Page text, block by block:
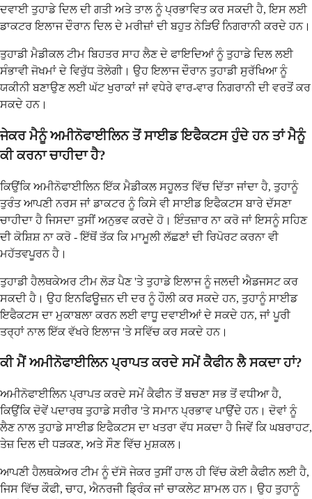
ਦਵਾਈ ਤੁਹਾਡੇ ਦਿਲ ਦੀ ਗਤੀ ਅਤੇ ਤਾਲ ਨੂੰ ਪ੍ਰਭਾਵਿਤ ਕਰ ਸਕਦੀ ਹੈ, ਇਸ ਲਈ
ਡਾਕਟਰ ਇਲਾਜ ਦੌਰਾਨ ਦਿਲ ਦੇ ਮਰੀਜ਼ਾਂ ਦੀ ਬਹੁਤ ਨੇੜਿਓਂ ਨਿਗਰਾਨੀ ਕਰਦੇ ਹਨ।
ਤੁਹਾਡੀ ਮੈਡੀਕਲ ਟੀਮ ਬਿਹਤਰ ਸਾਹ ਲੈਣ ਦੇ ਫਾਇਦਿਆਂ ਨੂੰ ਤੁਹਾਡੇ ਦਿਲ ਲਈ
ਸੰਭਾਵੀ ਜੋਖਮਾਂ ਦੇ ਵਿਰੁੱਧ ਤੋਲੇਗੀ। ਉਹ ਇਲਾਜ ਦੌਰਾਨ ਤੁਹਾਡੀ ਸੁਰੱਖਿਆ ਨੂੰ
ਯਕੀਨੀ ਬਣਾਉਣ ਲਈ ਘੱਟ ਖੁਰਾਕਾਂ ਜਾਂ ਵਧੇਰੇ ਵਾਰ-ਵਾਰ ਨਿਗਰਾਨੀ ਦੀ ਵਰਤੋਂ ਕਰ
ਸਕਦੇ ਹਨ।
ਜੇਕਰ ਮੈਨੂੰ ਅਮੀਨੋਫਾਈਲਿਨ ਤੋਂ ਸਾਈਡ ਇਫੈਕਟਸ ਹੁੰਦੇ ਹਨ ਤਾਂ ਮੈਨੂੰ
ਕੀ ਕਰਨਾ ਚਾਹੀਦਾ ਹੈ?
ਕਿਉਂਕਿ ਅਮੀਨੋਫਾਈਲਿਨ ਇੱਕ ਮੈਡੀਕਲ ਸਹੂਲਤ ਵਿੱਚ ਦਿੱਤਾ ਜਾਂਦਾ ਹੈ, ਤੁਹਾਨੂੰ
ਤੁਰੰਤ ਆਪਣੀ ਨਰਸ ਜਾਂ ਡਾਕਟਰ ਨੂੰ ਕਿਸੇ ਵੀ ਸਾਈਡ ਇਫੈਕਟਸ ਬਾਰੇ ਦੱਸਣਾ
ਚਾਹੀਦਾ ਹੈ ਜਿਸਦਾ ਤੁਸੀਂ ਅਨੁਭਵ ਕਰਦੇ ਹੋ। ਇੰਤਜ਼ਾਰ ਨਾ ਕਰੋ ਜਾਂ ਇਸਨੂੰ ਸਹਿਣ
ਦੀ ਕੋਸ਼ਿਸ਼ ਨਾ ਕਰੋ - ਇੱਥੋਂ ਤੱਕ ਕਿ ਮਾਮੂਲੀ ਲੱਛਣਾਂ ਦੀ ਰਿਪੋਰਟ ਕਰਨਾ ਵੀ
ਮਹੱਤਵਪੂਰਨ ਹੈ।
ਤੁਹਾਡੀ ਹੈਲਥਕੇਅਰ ਟੀਮ ਲੋੜ ਪੈਣ 'ਤੇ ਤੁਹਾਡੇ ਇਲਾਜ ਨੂੰ ਜਲਦੀ ਐਡਜਸਟ ਕਰ
ਸਕਦੀ ਹੈ। ਉਹ ਇਨਫਿਊਜ਼ਨ ਦੀ ਦਰ ਨੂੰ ਹੌਲੀ ਕਰ ਸਕਦੇ ਹਨ, ਤੁਹਾਨੂੰ ਸਾਈਡ
ਇਫੈਕਟਸ ਦਾ ਮੁਕਾਬਲਾ ਕਰਨ ਲਈ ਵਾਧੂ ਦਵਾਈਆਂ ਦੇ ਸਕਦੇ ਹਨ, ਜਾਂ ਪੂਰੀ
ਤਰ੍ਹਾਂ ਨਾਲ ਇੱਕ ਵੱਖਰੇ ਇਲਾਜ 'ਤੇ ਸਵਿੱਚ ਕਰ ਸਕਦੇ ਹਨ।
ਕੀ ਮੈਂ ਅਮੀਨੋਫਾਈਲਿਨ ਪ੍ਰਾਪਤ ਕਰਦੇ ਸਮੇਂ ਕੈਫੀਨ ਲੈ ਸਕਦਾ ਹਾਂ?
ਅਮੀਨੋਫਾਈਲਿਨ ਪ੍ਰਾਪਤ ਕਰਦੇ ਸਮੇਂ ਕੈਫੀਨ ਤੋਂ ਬਚਣਾ ਸਭ ਤੋਂ ਵਧੀਆ ਹੈ,
ਕਿਉਂਕਿ ਦੋਵੇਂ ਪਦਾਰਥ ਤੁਹਾਡੇ ਸਰੀਰ 'ਤੇ ਸਮਾਨ ਪ੍ਰਭਾਵ ਪਾਉਂਦੇ ਹਨ। ਦੋਵਾਂ ਨੂੰ
ਲੈਣ ਨਾਲ ਤੁਹਾਡੇ ਸਾਈਡ ਇਫੈਕਟਸ ਦਾ ਖਤਰਾ ਵੱਧ ਸਕਦਾ ਹੈ ਜਿਵੇਂ ਕਿ ਘਬਰਾਹਟ,
ਤੇਜ਼ ਦਿਲ ਦੀ ਧੜਕਣ, ਅਤੇ ਸੌਣ ਵਿੱਚ ਮੁਸ਼ਕਲ।
ਆਪਣੀ ਹੈਲਥਕੇਅਰ ਟੀਮ ਨੂੰ ਦੱਸੋ ਜੇਕਰ ਤੁਸੀਂ ਹਾਲ ਹੀ ਵਿੱਚ ਕੋਈ ਕੈਫੀਨ ਲਈ ਹੈ,
ਜਿਸ ਵਿੱਚ ਕੌਫੀ, ਚਾਹ, ਐਨਰਜੀ ਡ੍ਰਿੰਕ ਜਾਂ ਚਾਕਲੇਟ ਸ਼ਾਮਲ ਹਨ। ਉਹ ਤੁਹਾਨੂੰ